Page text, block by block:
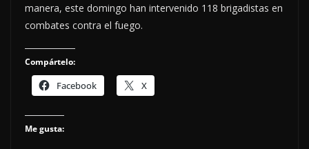
manera, este domingo han intervenido 118 brigadistas en
combates contra el fuego.
Compártelo:
Facebook X
Me gusta: